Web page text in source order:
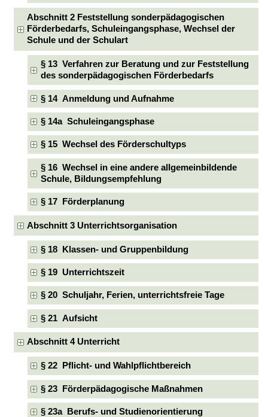
Abschnitt 2 Feststellung sonderpädagogischen
Förderbedarfs, Schuleingangsphase, Wechsel der
Schule und der Schulart
§ 13 Verfahren zur Beratung und zur Feststellung
des sonderpädagogischen Förderbedarfs
§ 14 Anmeldung und Aufnahme
§ 14a Schuleingangsphase
§ 15 Wechsel des Förderschultyps
§ 16 Wechsel in eine andere allgemeinbildende
Schule, Bildungsempfehlung
§ 17 Förderplanung
Abschnitt 3 Unterrichtsorganisation
§ 18 Klassen- und Gruppenbildung
§ 19 Unterrichtszeit
§ 20 Schuljahr, Ferien, unterrichtsfreie Tage
§ 21 Aufsicht
Abschnitt 4 Unterricht
§ 22 Pflicht- und Wahlpflichtbereich
§ 23 Förderpädagogische Maßnahmen
§ 23a Berufs- und Studienorientierung